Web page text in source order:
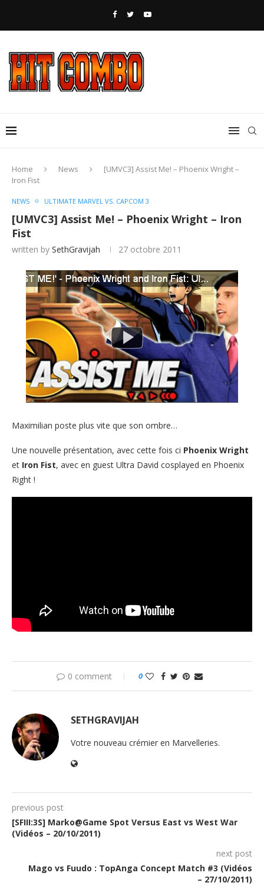
Home News
[UMVC3] Assist Me! – Phoenix Wright –
Iron Fist
NEWS ULTIMATE MARVEL VS. CAPCOM 3
[UMVC3] Assist Me! – Phoenix Wright – Iron
Fist
written by SethGravijah 27 octobre 2011
Maximilian poste plus vite que son ombre…
Une nouvelle présentation, avec cette fois ci Phoenix Wright
et Iron Fist, avec en guest Ultra David cosplayed en Phoenix
Right !
0 comment 0
SETHGRAVIJAH
Votre nouveau crémier en Marvelleries.
previous post
[SFIII:3S] Marko@Game Spot Versus East vs West War
(Vidéos – 20/10/2011)
next post
Mago vs Fuudo : TopAnga Concept Match #3 (Vidéos
– 27/10/2011)